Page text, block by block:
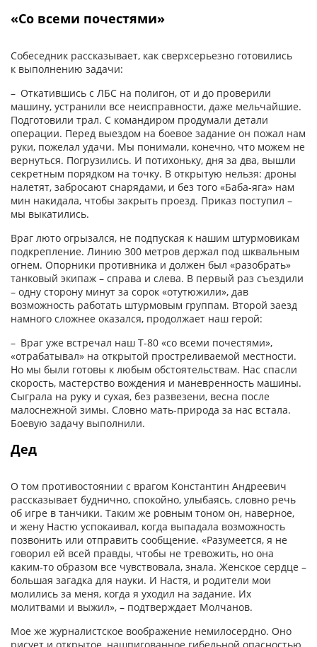
«Со всеми почестями»
Собеседник рассказывает, как сверхсерьезно готовились
к выполнению задачи:
– Откатившись с ЛБС на полигон, от и до проверили
машину, устранили все неисправности, даже мельчайшие.
Подготовили трал. С командиром продумали детали
операции. Перед выездом на боевое задание он пожал нам
руки, пожелал удачи. Мы понимали, конечно, что можем не
вернуться. Погрузились. И потихоньку, дня за два, вышли
секретным порядком на точку. В открытую нельзя: дроны
налетят, забросают снарядами, и без того «Баба-яга» нам
мин накидала, чтобы закрыть проезд. Приказ поступил –
мы выкатились.
Враг люто огрызался, не подпуская к нашим штурмовикам
подкрепление. Линию 300 метров держал под шквальным
огнем. Опорники противника и должен был «разобрать»
танковый экипаж – справа и слева. В первый раз съездили
– одну сторону минут за сорок «отутюжили», дав
возможность работать штурмовым группам. Второй заезд
намного сложнее оказался, продолжает наш герой:
– Враг уже встречал наш Т‑80 «со всеми почестями»,
«отрабатывал» на открытой простреливаемой местности.
Но мы были готовы к любым обстоятельствам. Нас спасли
скорость, мастерство вождения и маневренность машины.
Сыграла на руку и сухая, без развезени, весна после
малоснежной зимы. Словно мать-природа за нас встала.
Боевую задачу выполнили.
Дед
О том противостоянии с врагом Константин Андреевич
рассказывает буднично, спокойно, улыбаясь, словно речь
об игре в танчики. Таким же ровным тоном он, наверное,
и жену Настю успокаивал, когда выпадала возможность
позвонить или отправить сообщение. «Разумеется, я не
говорил ей всей правды, чтобы не тревожить, но она
каким‑то образом все чувствовала, знала. Женское сердце –
большая загадка для науки. И Настя, и родители мои
молились за меня, когда я уходил на задание. Их
молитвами и выжил», – подтверждает Молчанов.
Мое же журналистское воображение немилосердно. Оно